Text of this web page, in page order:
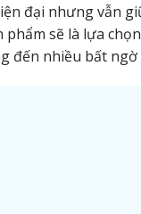
đại nhưng vẫn
sẽ là lựa
đến nhiều bất ngờ